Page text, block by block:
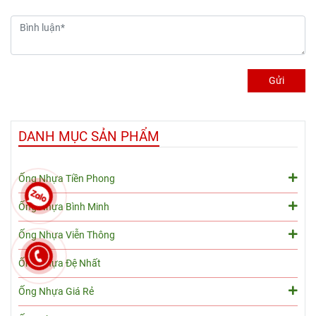
Gửi
DANH MỤC SẢN PHẨM
Ống Nhựa Tiền Phong
Ống Nhựa Bình Minh
Ống Nhựa Viễn Thông
Ống Nhựa Đệ Nhất
Ống Nhựa Giá Rẻ